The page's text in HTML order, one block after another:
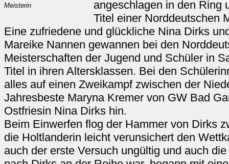
Meisterin
angeschlagen in den Ring
Titel einer Norddeutschen
Eine zufriedene und glückliche Nina Dirks
Mareike Nannen gewannen bei den
Meisterschaften der Jugend und Schüler in
Titel in ihren Altersklassen. Bei den
alles auf einen Zweikampf zwischen der
Jahresbeste Maryna Kremer von GW Bad
Ostfriesin Nina Dirks hin.
Beim Einwerfen flog der Hammer von Dirks
die Holtlanderin leicht verunsichert den
auch der erste Versuch ungültig und auch